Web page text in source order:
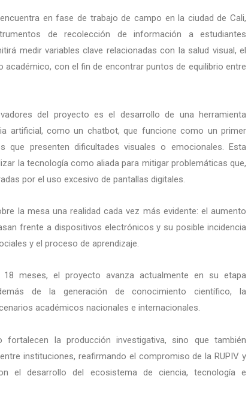
en fase de trabajo de campo en la ciudad de Cali,
de recolección de información a estudiantes
medir variables clave relacionadas con la salud visual, el
académico, con el fin de encontrar puntos de equilibrio entre
del proyecto es el desarrollo de una herramienta
artificial, como un chatbot, que funcione como un primer
que presenten dificultades visuales o emocionales. Esta
la tecnología como aliada para mitigar problemáticas que,
por el uso excesivo de pantallas digitales.
la mesa una realidad cada vez más evidente: el aumento
frente a dispositivos electrónicos y su posible incidencia
y el proceso de aprendizaje.
meses, el proyecto avanza actualmente en su etapa
de la generación de conocimiento científico, la
académicos nacionales e internacionales.
la producción investigativa, sino que también
instituciones, reafirmando el compromiso de la RUPIV y
el desarrollo del ecosistema de ciencia, tecnología e